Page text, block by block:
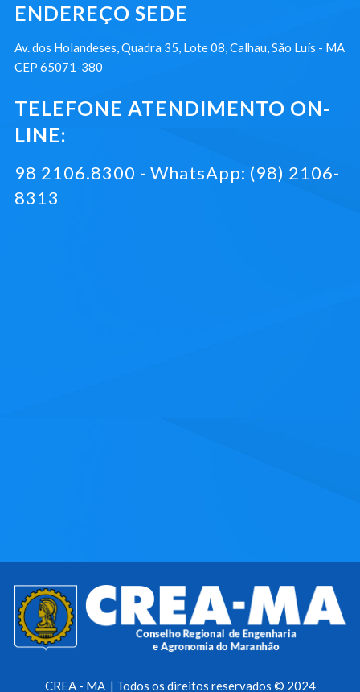
ENDEREÇO SEDE
Av. dos Holandeses, Quadra 35, Lote 08, Calhau, São Luís - MA
CEP 65071-380
TELEFONE ATENDIMENTO ON-
LINE:
98 2106.8300 - WhatsApp: (98) 2106-
8313
CREA - MA | Todos os direitos reservados © 2024